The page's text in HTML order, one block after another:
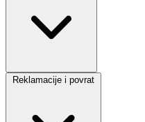
Reklamacije i povrat